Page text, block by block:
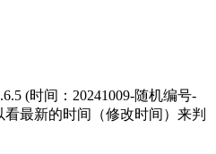
(时间：20241009-随机编号-
最新的时间（修改时间）来判